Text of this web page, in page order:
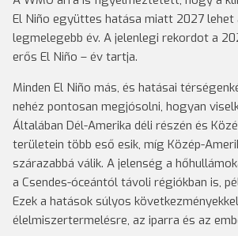
El Niño együttes hatása miatt 2027 lehet
legmelegebb év. A jelenlegi rekordot a
erős El Niño – év tartja.
Minden El Niño más, és hatásai
nehéz pontosan megjósolni, hogyan
Általában Dél-Amerika déli részén és
területein több eső esik, míg Közép-
szárazabbá válik. A jelenség a
a Csendes-óceántól távoli régiókban is,
Ezek a hatások súlyos
élelmiszertermelésre, az iparra és az